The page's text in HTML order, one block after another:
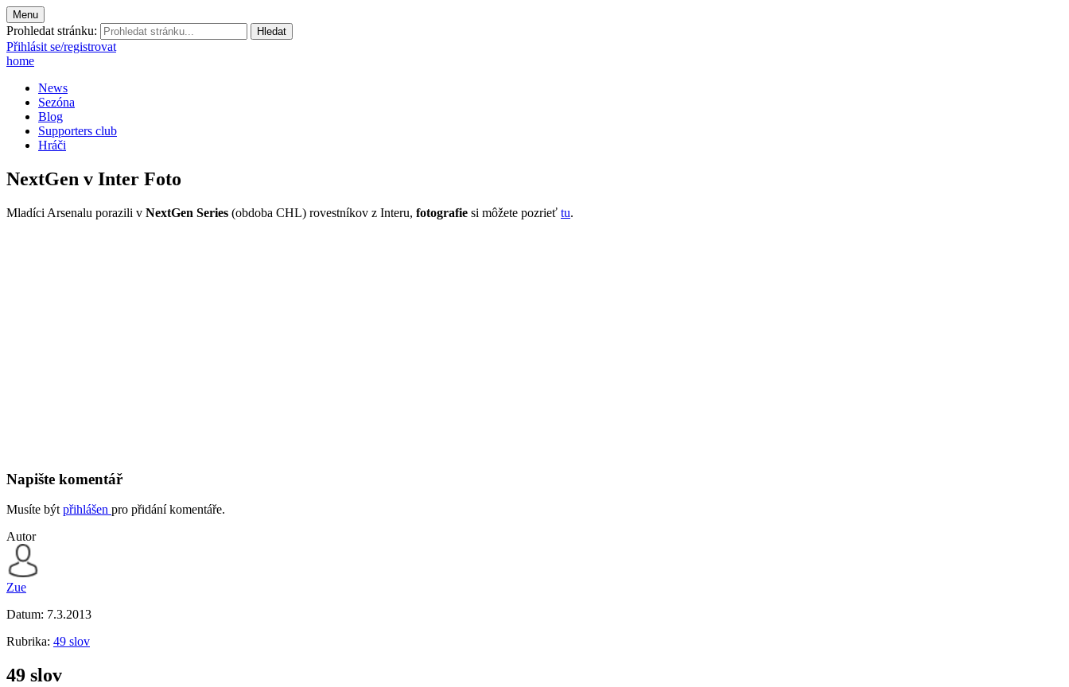
Menu
Prohledat stránku:
Přihlásit se/registrovat
home
News
Sezóna
Blog
Supporters club
Hráči
NextGen v Inter Foto
Mladíci Arsenalu porazili v NextGen Series (obdoba CHL) rovestníkov z Interu, fotografie si môžete pozrieť tu.
Napište komentář
Musíte být přihlášen pro přidání komentáře.
Autor
Zue
Datum: 7.3.2013
Rubrika: 49 slov
49 slov